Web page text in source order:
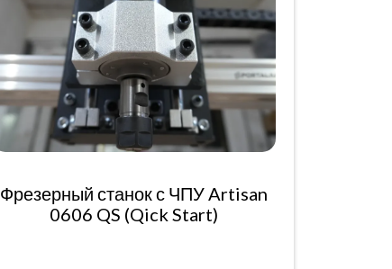
Фрезерный станок с ЧПУ Artisan
0606 QS (Qick Start)